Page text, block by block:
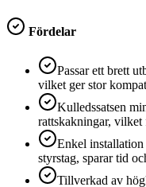
Fördelar
Passar ett brett
vilket ger stor
Kulledssatsen
rattskakningar, vilket
Enkel installation
styrstag, sparar tid
Tillverkad av